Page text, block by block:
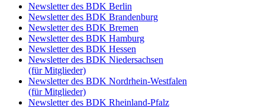
Newsletter des BDK Berlin
Newsletter des BDK Brandenburg
Newsletter des BDK Bremen
Newsletter des BDK Hamburg
Newsletter des BDK Hessen
Newsletter des BDK Niedersachsen
(für Mitglieder)
Newsletter des BDK Nordrhein-Westfalen
(für Mitglieder)
Newsletter des BDK Rheinland-Pfalz